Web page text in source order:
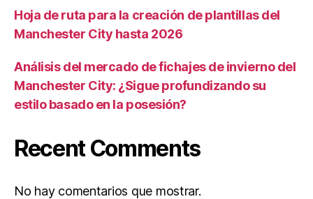
Hoja de ruta para la creación de plantillas del
Manchester City hasta 2026
Análisis del mercado de fichajes de invierno del
Manchester City: ¿Sigue profundizando su
estilo basado en la posesión?
Recent Comments
No hay comentarios que mostrar.